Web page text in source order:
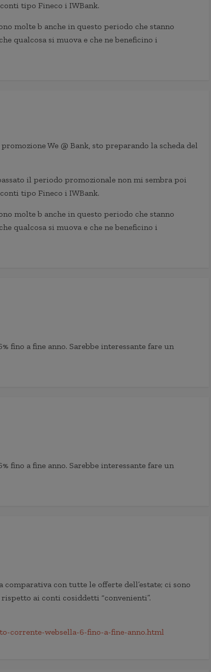
tipo Fineco i IWBank.
molte b anche in questo periodo che stanno
qualcosa si muova e che ne beneficino i
We @ Bank, sto preparando la scheda del
il periodo promozionale non mi sembra poi
tipo Fineco i IWBank.
molte b anche in questo periodo che stanno
qualcosa si muova e che ne beneficino i
fino a fine anno. Sarebbe interessante fare un
fino a fine anno. Sarebbe interessante fare un
con tutte le offerte dell’estate; ci sono
ai conti cosiddetti “convenienti”.
corrente-websella-6-fino-a-fine-anno.html